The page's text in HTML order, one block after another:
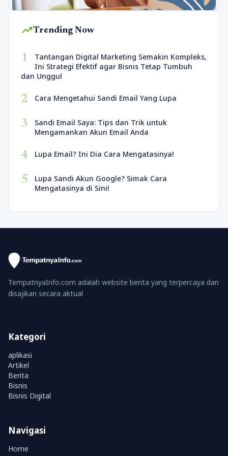
trending_upTrending Now
1
Tantangan Digital Marketing Semakin Kompleks,
Ini Strategi Efektif agar Bisnis Tetap Tumbuh
dan Unggul
2 Cara Mengetahui Sandi Email Yang Lupa
3
Sandi Email Saya: Tips dan Trik untuk
Mengamankan Akun Email Anda
4 Lupa Email? Ini Dia Cara Mengatasinya!
5
Lupa Sandi Akun Google? Simak Cara
Mengatasinya di Sini!
TempatnyaInfo.com adalah website berita yang terpercaya dan
disajikan secara aktual
Kategori
aplikasi
Artikel
Berita
Bisnis
Bisnis Digital
Navigasi
Home